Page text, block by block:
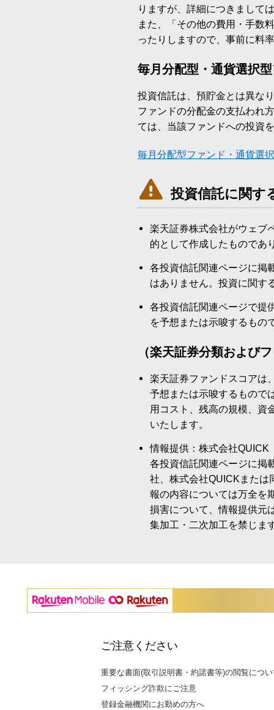
りますが、詳細につきまして
また、「その他の費用・手数
ったりしますので、事前に料
毎月分配型・通貨選択
投資信託は、預貯金とは異な
ファンドの分配金の支払われ
ては、当該ファンドへの投資
毎月分配型ファンド・通貨選
 投資信託に関す
楽天証券株式会社がウェブ
的として作成したものであ
各投資信託関連ページに掲
はありません。投資に関す
各投資信託関連ページで提
を予想または示唆するもの
（楽天証券分類および
楽天証券ファンドスコアは
予想または示唆するもので
用コスト、残高の規模、資
いたします。
情報提供：株式会社QUICK
各投資信託関連ページに掲
社、株式会社QUICKまたは
報の内容については万全を
損害について、情報提供元
集加工・二次加工を禁じま
ご注意ください
重要な書面(取引説明書・約諾書等)の閲覧につ
フィッシング詐欺にご注意
登録金融機関にお勤めの方へ